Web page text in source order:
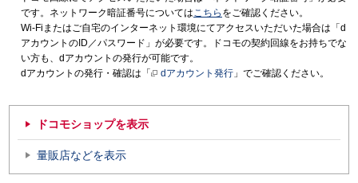
です。ネットワーク暗証番号についてはこちら をご確認ください。
Wi-Fiまたはご自宅のインターネット環境にてアクセスいただいた場合は「d
アカウントのID／パスワード」が必要です。ドコモの契約回線をお持ちでな
い方も、dアカウントの発行が可能です。
dアカウントの発行・確認は「
dアカウント発行 」でご確認ください。
ドコモショップを表示
量販店などを表示